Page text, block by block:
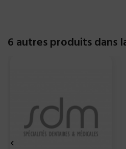
6 autres produits dans
